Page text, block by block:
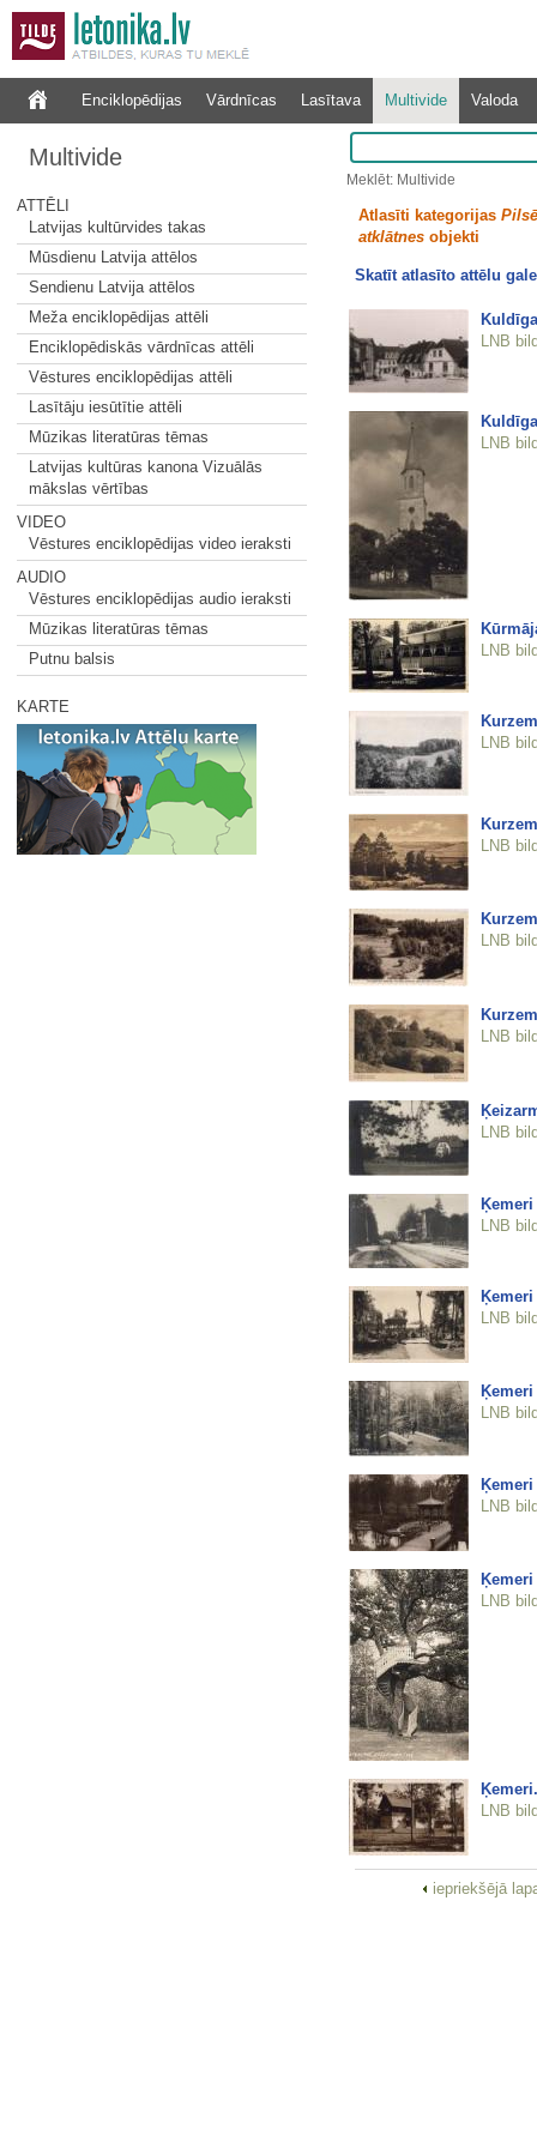
Enciklopēdijas Vārdnīcas Lasītava Multivide Valoda
Multivide
ATTĒLI
Latvijas kultūrvides takas
Mūsdienu Latvija attēlos
Sendienu Latvija attēlos
Meža enciklopēdijas attēli
Enciklopēdiskās vārdnīcas attēli
Vēstures enciklopēdijas attēli
Lasītāju iesūtītie attēli
Mūzikas literatūras tēmas
Latvijas kultūras kanona Vizuālās
mākslas vērtības
VIDEO
Vēstures enciklopēdijas video ieraksti
AUDIO
Vēstures enciklopēdijas audio ieraksti
Mūzikas literatūras tēmas
Putnu balsis
KARTE
Meklēt: Multivide
Atlasīti kategorijas
atklātnesobjekti
Skatīt atlasīto attēlu
LNB
LNB
LNB
LNB
LNB
LNB
LNB
LNB
Ķemeri
LNB
Ķemeri
LNB
Ķemeri
LNB
Ķemeri
LNB
LNB
LNB
iepriekšējā